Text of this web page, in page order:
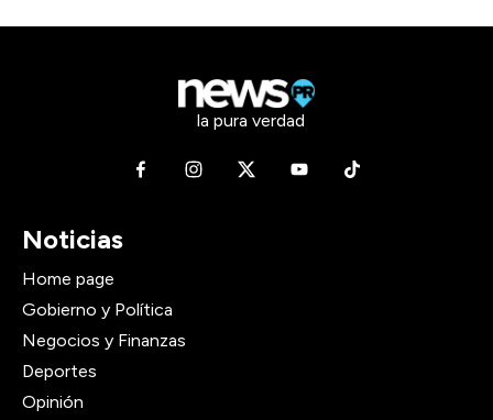
la pura verdad
Noticias
Home page
Gobierno y Política
Negocios y Finanzas
Deportes
Opinión